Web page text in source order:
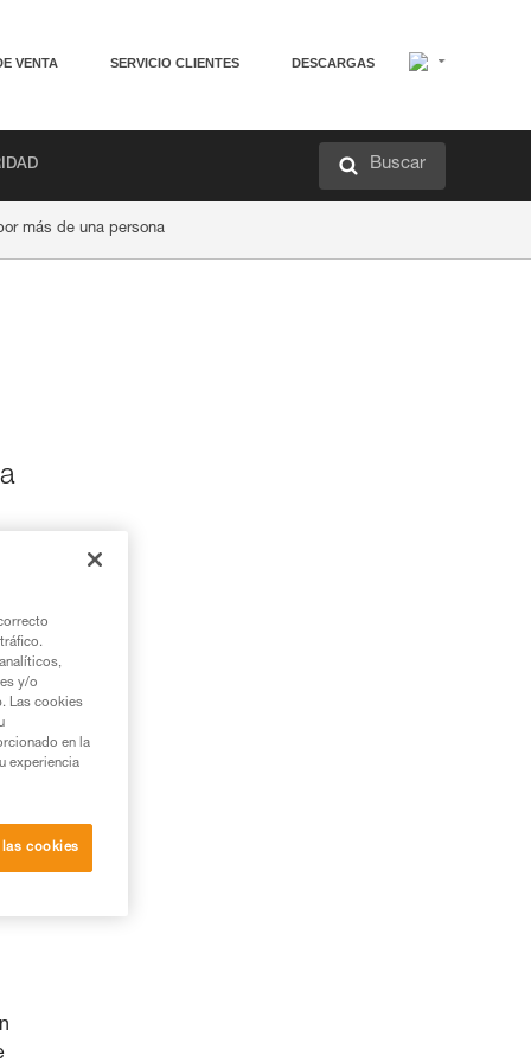
VENTA SERVICIO CLIENTES DESCARGAS
Buscar
más de una persona
y/o
Las cookies
en la
experiencia
cookies